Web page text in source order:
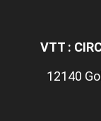
VTT :
12140